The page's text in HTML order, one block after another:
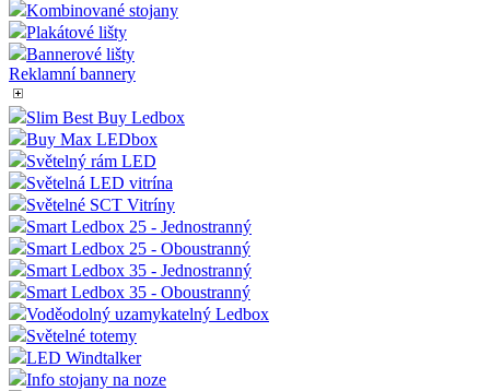
Kombinované stojany
Plakátové lišty
Bannerové lišty
Reklamní bannery
Slim Best Buy Ledbox
Buy Max LEDbox
Světelný rám LED
Světelná LED vitrína
Světelné SCT Vitríny
Smart Ledbox 25 - Jednostranný
Smart Ledbox 25 - Oboustranný
Smart Ledbox 35 - Jednostranný
Smart Ledbox 35 - Oboustranný
Voděodolný uzamykatelný Ledbox
Světelné totemy
LED Windtalker
Info stojany na noze